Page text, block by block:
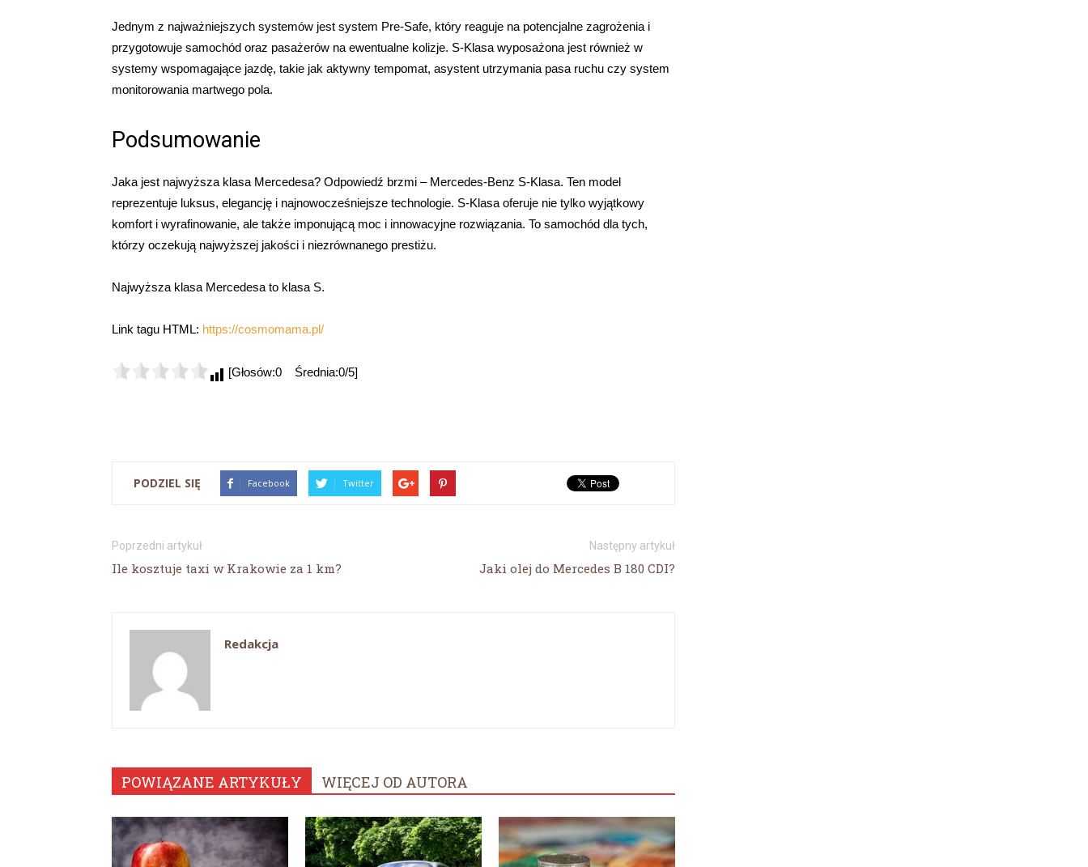
Jednym z najważniejszych systemów jest system Pre-Safe, który reaguje na potencjalne zagrożenia i
przygotowuje samochód oraz pasażerów na ewentualne kolizje. S-Klasa wyposażona jest również w
systemy wspomagające jazdę, takie jak aktywny tempomat, asystent utrzymania pasa ruchu czy system
monitorowania martwego pola.
Podsumowanie
Jaka jest najwyższa klasa Mercedesa? Odpowiedź brzmi – Mercedes-Benz S-Klasa. Ten model
reprezentuje luksus, elegancję i najnowocześniejsze technologie. S-Klasa oferuje nie tylko wyjątkowy
komfort i wyrafinowanie, ale także imponującą moc i innowacyjne rozwiązania. To samochód dla tych,
którzy oczekują najwyższej jakości i niezrównanego prestiżu.
Najwyższa klasa Mercedesa to klasa S.
Link tagu HTML: https://cosmomama.pl/
[Głosów:0 Średnia:0/5]
PODZIEL SIĘ Facebook Twitter
Poprzedni artykuł
Ile kosztuje taxi w Krakowie za 1 km?
Następny artykuł
Jaki olej do Mercedes B 180 CDI?
Redakcja
POWIĄZANE ARTYKUŁY WIĘCEJ OD AUTORA